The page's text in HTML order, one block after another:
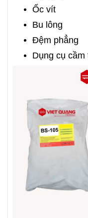
Ốc vít
Bu lông
Đệm phẳng
Dụng cụ